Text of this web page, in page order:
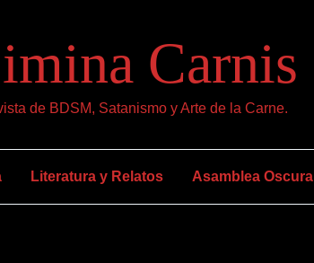
Carnis
de BDSM, Satanismo y Arte de la Carne.
Literatura y Relatos Asamblea Oscura